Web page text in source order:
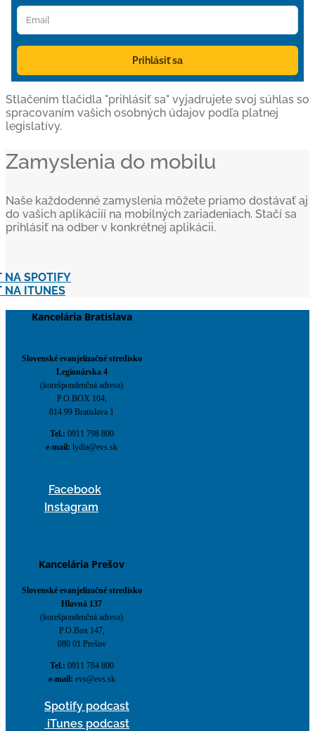
Prihlásiť sa
Stlačením tlačidla "prihlásiť sa" vyjadrujete svoj súhlas so
spracovaním vašich osobných údajov podľa platnej
legislatívy.
Zamyslenia do mobilu
Naše každodenné zamyslenia môžete priamo dostávať aj
do vašich aplikáciíí na mobilných zariadeniach. Stačí sa
prihlásiť na odber v konkrétnej aplikácii.
NA SPOTIFY
NA ITUNES
Kancelária Bratislava
Slovenské evanjelizačné stredisko
Legionárska 4
(korešpondenčná adresa)
P.O.BOX 104,
814 99 Bratislava 1
Tel.: 0911 798 800
e-mail: lydia@evs.sk
Facebook
Instagram
Kancelária Prešov
Slovenské evanjelizačné stredisko
Hlavná 137
(korešpondenčná adresa)
P.O.Box 147,
080 01 Prešov
Tel.: 0911 784 800
e-mail: evs@evs.sk
Spotify podcast
iTunes podcast